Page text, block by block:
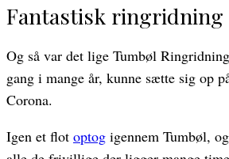
Fantastisk ringridning
Og så var det lige Tumbøl
gang i mange år, kunne sætte sig op
Corona.
Igen et flot optog igennem Tumbøl,